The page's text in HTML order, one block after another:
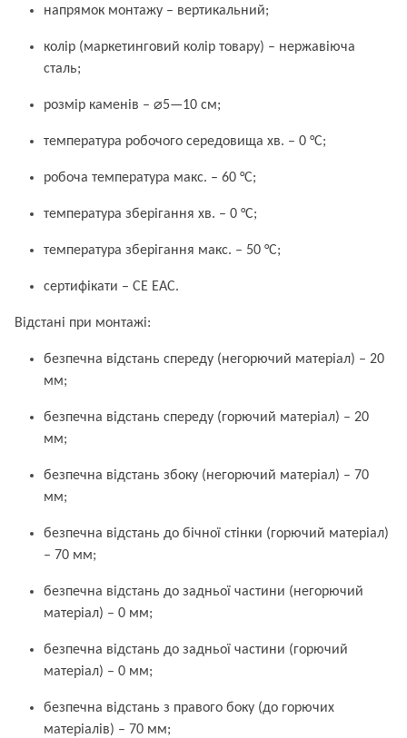
напрямок монтажу – вертикальний;
колір (маркетинговий колір товару) – нержавіюча
сталь;
розмір каменів – ⌀5—10 см;
температура робочого середовища хв. – 0 °C;
робоча температура макс. – 60 °C;
температура зберігання хв. – 0 °C;
температура зберігання макс. – 50 °C;
сертифікати – CE EAC.
Відстані при монтажі:
безпечна відстань спереду (негорючий матеріал) – 20
мм;
безпечна відстань спереду (горючий матеріал) – 20
мм;
безпечна відстань збоку (негорючий матеріал) – 70
мм;
безпечна відстань до бічної стінки (горючий матеріал)
– 70 мм;
безпечна відстань до задньої частини (негорючий
матеріал) – 0 мм;
безпечна відстань до задньої частини (горючий
матеріал) – 0 мм;
безпечна відстань з правого боку (до горючих
матеріалів) – 70 мм;